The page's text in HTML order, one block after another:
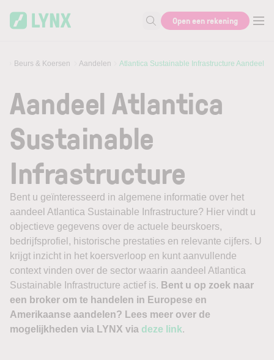
Zoek naar informatie
Open een rekening
Beurs & Koersen Aandelen Atlantica Sustainable Infrastructure Aandeel
Aandeel Atlantica
Sustainable
Infrastructure
Bent u geïnteresseerd in algemene informatie over het
aandeel Atlantica Sustainable Infrastructure? Hier vindt u
objectieve gegevens over de actuele beurskoers,
bedrijfsprofiel, historische prestaties en relevante cijfers. U
krijgt inzicht in het koersverloop en kunt aanvullende
context vinden over de sector waarin aandeel Atlantica
Sustainable Infrastructure actief is. Bent u op zoek naar
een broker om te handelen in Europese en
Amerikaanse aandelen? Lees meer over de
mogelijkheden via LYNX via deze link.